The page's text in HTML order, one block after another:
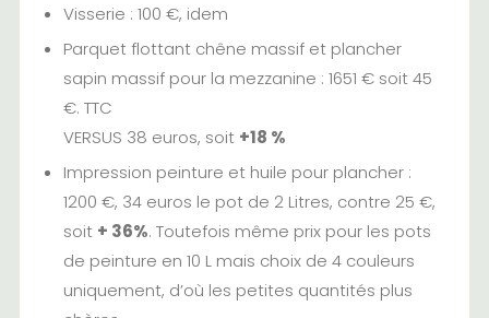
Visserie : 100 €, idem
Parquet flottant chêne massif et plancher
sapin massif pour la mezzanine : 1651 € soit 45
€. TTC
VERSUS 38 euros, soit +18 %
Impression peinture et huile pour plancher :
1200 €, 34 euros le pot de 2 Litres, contre 25 €,
soit + 36%. Toutefois même prix pour les pots
de peinture en 10 L mais choix de 4 couleurs
uniquement, d’où les petites quantités plus